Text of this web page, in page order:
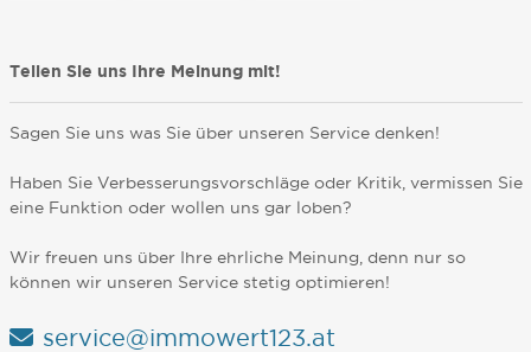
Teilen Sie uns Ihre Meinung mit!
Sagen Sie uns was Sie über unseren Service denken!
Haben Sie Verbesserungsvorschläge oder Kritik, vermissen Sie
eine Funktion oder wollen uns gar loben?
Wir freuen uns über Ihre ehrliche Meinung, denn nur so
können wir unseren Service stetig optimieren!
service@immowert123.at